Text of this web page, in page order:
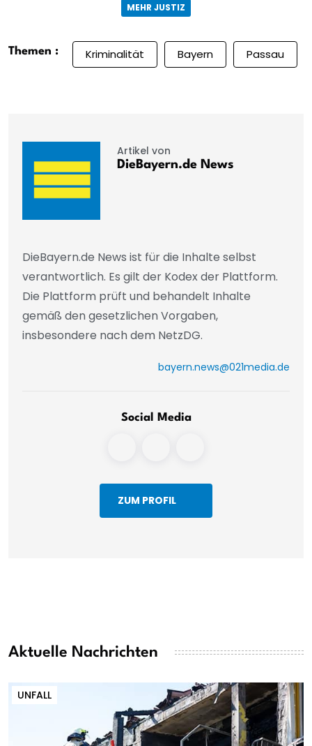
MEHR JUSTIZ
Themen : Kriminalität Bayern Passau
Artikel von
DieBayern.de News
DieBayern.de News ist für die Inhalte selbst
verantwortlich. Es gilt der Kodex der Plattform.
Die Plattform prüft und behandelt Inhalte
gemäß den gesetzlichen Vorgaben,
insbesondere nach dem NetzDG.
bayern.news@021media.de
Social Media
ZUM PROFIL
Aktuelle Nachrichten
UNFALL